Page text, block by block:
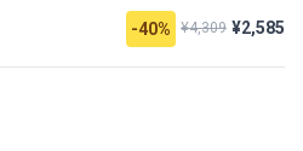
-40% ¥4,309 ¥2,585